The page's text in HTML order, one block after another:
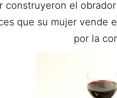
construyeron el
que su mujer vende
por la